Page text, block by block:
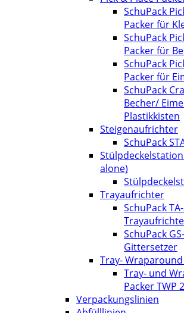
SchuPack
Packer für
SchuPack
Packer für
SchuPack
Packer für
SchuPack
Becher/
Plastikkisten
Steigenaufrichter
SchuPack
alone)
Trayaufrichter
SchuPack
SchuPack
Gittersetzer
Tray-
Tray- und
Packer TWP
Verpackungslinien